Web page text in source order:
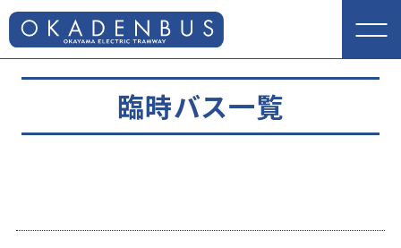
臨時バス一覧